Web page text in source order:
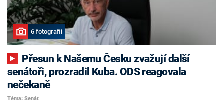
6 fotografií
senátoři, prozradil Kuba. ODS reagovala
nečekaně
Téma: Senát